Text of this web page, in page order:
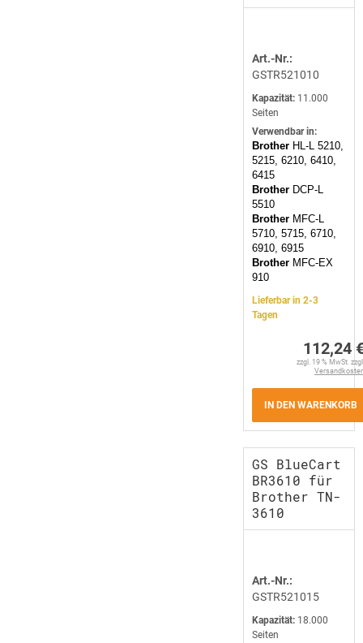
Art.-Nr.:
GSTR521010
Kapazität: 11.000
Seiten
Verwendbar in:
Brother HL-L 5210,
5215, 6210, 6410,
6415
Brother DCP-L
5510
Brother MFC-L
5710, 5715, 6710,
6910, 6915
Brother MFC-EX
910
Lieferbar in 2-3
Tagen
112,24
zzgl. 19 % MwSt.
IN DEN WARENKORB
GS BlueCart
BR3610 für
Brother TN-
3610
Art.-Nr.:
GSTR521015
Kapazität: 18.000
Seiten